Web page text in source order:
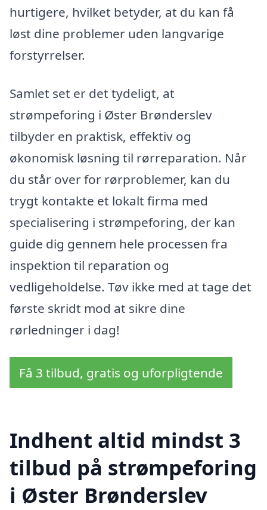
hurtigere, hvilket betyder, at du kan få
løst dine problemer uden langvarige
forstyrrelser.
Samlet set er det tydeligt, at
strømpeforing i Øster Brønderslev
tilbyder en praktisk, effektiv og
økonomisk løsning til rørreparation. Når
du står over for rørproblemer, kan du
trygt kontakte et lokalt firma med
specialisering i strømpeforing, der kan
guide dig gennem hele processen fra
inspektion til reparation og
vedligeholdelse. Tøv ikke med at tage det
første skridt mod at sikre dine
rørledninger i dag!
Få 3 tilbud, gratis og uforpligtende
Indhent altid mindst 3
tilbud på strømpeforing
i Øster Brønderslev